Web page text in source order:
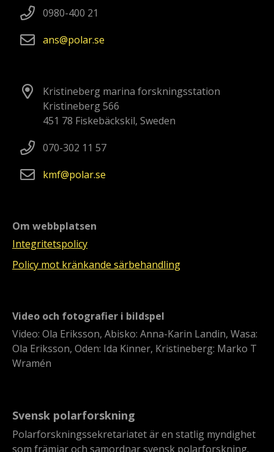
0980-400 21
ans
polarse
Kristineberg marina forskningsstation
Kristineberg 566
451 78 Fiskebäckskil, Sweden
070-302 11 57
kmf
polarse
Om webbplatsen
Integritetspolicy
Policy mot kränkande särbehandling
Video och fotografier i bildspel
Video: Ola Eriksson, Abisko: Anna-Karin Landin, Wasa:
Ola Eriksson, Oden: Ida Kinner, Kristineberg: Marko T
Wramén
Svensk polarforskning
Polarforskningssekretariatet är en statlig myndighet
som främjar och samordnar svensk polarforskning.